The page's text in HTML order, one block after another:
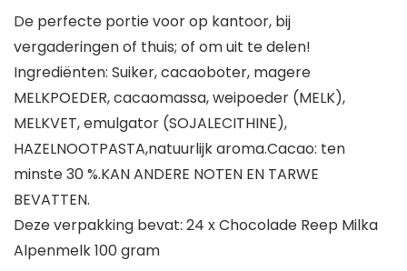
De perfecte portie voor op kantoor, bij
vergaderingen of thuis; of om uit te delen!
Ingrediënten: Suiker, cacaoboter, magere
MELKPOEDER, cacaomassa, weipoeder (MELK),
MELKVET, emulgator (SOJALECITHINE),
HAZELNOOTPASTA,natuurlijk aroma.Cacao: ten
minste 30 %.KAN ANDERE NOTEN EN TARWE
BEVATTEN.
Deze verpakking bevat: 24 x Chocolade Reep Milka
Alpenmelk 100 gram